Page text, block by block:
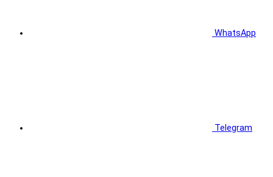
WhatsApp
Telegram